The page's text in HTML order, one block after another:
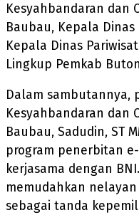
Kesyahbandaran dan
Baubau, Kepala
Kepala Dinas
Lingkup Pemkab
Dalam sambutannya,
Kesyahbandaran dan
Baubau, Sadudin, ST
program penerbitan
kerjasama dengan
memudahkan
sebagai tanda